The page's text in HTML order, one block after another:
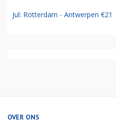
Jul: Rotterdam - Antwerpen €21
OVER ONS